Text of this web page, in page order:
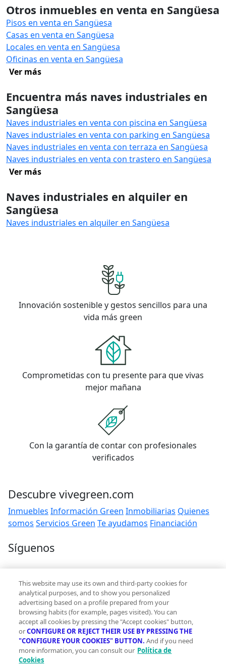
Otros inmuebles en venta en Sangüesa
Pisos en venta en Sangüesa
Casas en venta en Sangüesa
Locales en venta en Sangüesa
Oficinas en venta en Sangüesa
Ver más
Encuentra más naves industriales en
Sangüesa
Naves industriales en venta con piscina en Sangüesa
Naves industriales en venta con parking en Sangüesa
Naves industriales en venta con terraza en Sangüesa
Naves industriales en venta con trastero en Sangüesa
Ver más
Naves industriales en alquiler en
Sangüesa
Naves industriales en alquiler en Sangüesa
Innovación sostenible y gestos sencillos para una
vida más green
Comprometidas con tu presente para que vivas
mejor mañana
Con la garantía de contar con profesionales
verificados
Descubre vivegreen.com
Inmuebles Información Green Inmobiliarias Quienes
somos Servicios Green Te ayudamos Financiación
Síguenos
Contacto
hola@vivegreen.com
Aviso Legal
This website may use its own and third-party cookies for
analytical purposes, and to show you personalized
advertising based on a profile prepared from your
browsing habits (for example, pages visited). You can
accept all cookies by pressing the "Accept cookies" button,
orCONFIGURE OR REJECT THEIR USE BY PRESSING THE
"CONFIGURE YOUR COOKIES" BUTTON. And if you need
more information, you can consult our Política de
Cookies